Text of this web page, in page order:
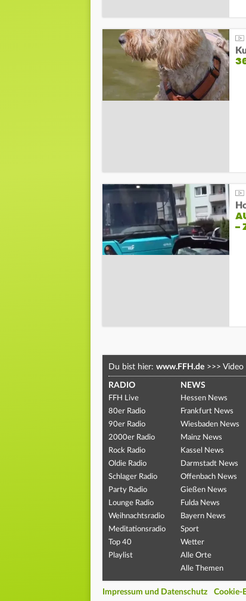
–
Du bist hier: www.FFH.de >>> Video
RADIO
FFH Live
80er Radio
90er Radio
2000er Radio
Rock Radio
Oldie Radio
Schlager Radio
Party Radio
Lounge Radio
Weihnachtsradio
Meditationsradio
Top 40
Playlist
NEWS
Hessen News
Frankfurt News
Wiesbaden News
Mainz News
Kassel News
Darmstadt News
Offenbach News
Gießen News
Fulda News
Bayern News
Sport
Wetter
Alle Orte
Alle Themen
Impressum und Datenschutz Cookie-